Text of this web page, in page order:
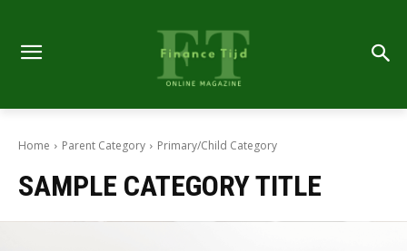
Home Parent Category Primary/Child Category
SAMPLE CATEGORY TITLE